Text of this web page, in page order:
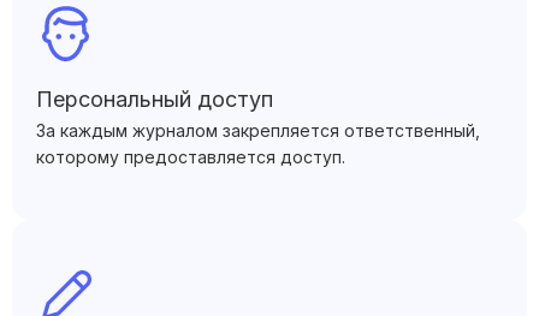
Персональный доступ
За каждым журналом закрепляется ответственный,
которому предоставляется доступ.